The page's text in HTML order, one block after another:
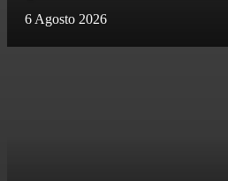
6 Agosto 2026